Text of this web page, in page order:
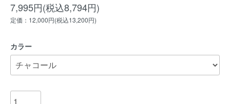
7,995円(税込8,794円)
定価：12,000円(税込13,200円)
カラー